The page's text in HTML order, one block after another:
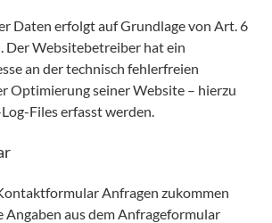
Daten erfolgt auf Grundlage von Art. 6
Der Websitebetreiber hat ein
an der technisch fehlerfreien
Optimierung seiner Website – hierzu
Files erfasst werden.
Anfragen zukommen
Angaben aus dem Anfrageformular